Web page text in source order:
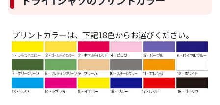
プリントカラーは、下記18色からお選びください。